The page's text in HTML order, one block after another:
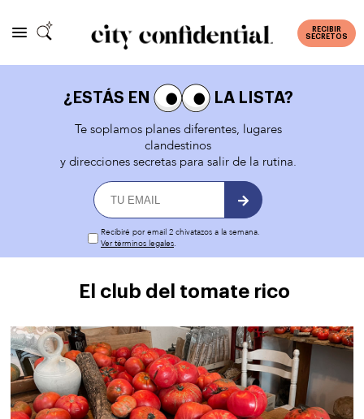
RECIBIR
SECRETOS
¿ESTÁS EN
LA LISTA?
Te soplamos planes diferentes, lugares
clandestinos
y direcciones secretas para salir de la rutina.
Recibiré por email 2 chivatazos a la semana.
Ver términos legales.
El club del tomate rico